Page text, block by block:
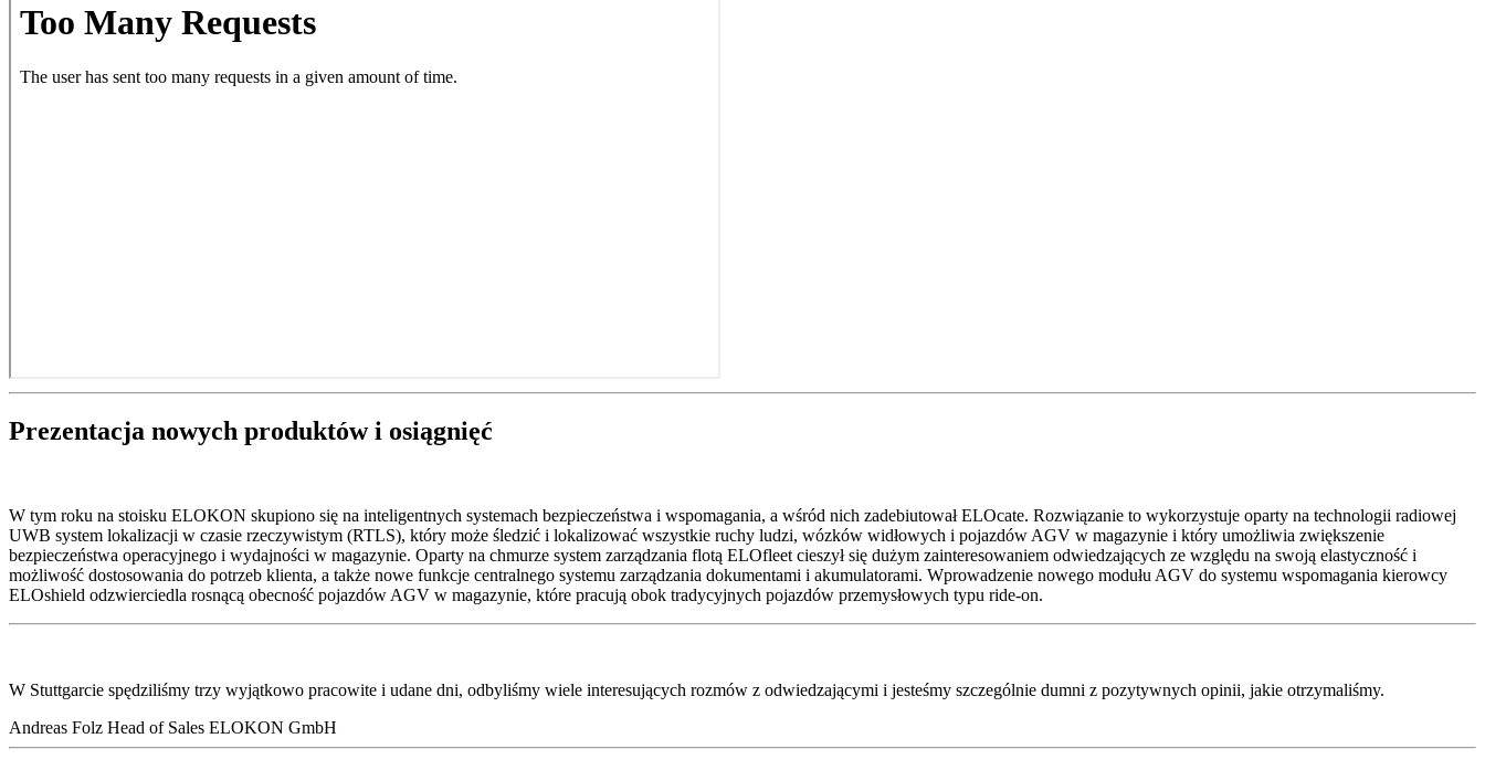
Prezentacja nowych produktów i osiągnięć
W tym roku na stoisku ELOKON skupiono się na inteligentnych systemach bezpieczeństwa i wspomagania, a wśród nich zadebiutował ELOcate. Rozwiązanie to wykorzystuje oparty na technologii radiowej
UWB system lokalizacji w czasie rzeczywistym (RTLS), który może śledzić i lokalizować wszystkie ruchy ludzi, wózków widłowych i pojazdów AGV w magazynie i który umożliwia zwiększenie
bezpieczeństwa operacyjnego i wydajności w magazynie. Oparty na chmurze system zarządzania flotą ELOfleet cieszył się dużym zainteresowaniem odwiedzających ze względu na swoją elastyczność i
możliwość dostosowania do potrzeb klienta, a także nowe funkcje centralnego systemu zarządzania dokumentami i akumulatorami. Wprowadzenie nowego modułu AGV do systemu wspomagania kierowcy
ELOshield odzwierciedla rosnącą obecność pojazdów AGV w magazynie, które pracują obok tradycyjnych pojazdów przemysłowych typu ride-on.
W Stuttgarcie spędziliśmy trzy wyjątkowo pracowite i udane dni, odbyliśmy wiele interesujących rozmów z odwiedzającymi i jesteśmy szczególnie dumni z pozytywnych opinii, jakie otrzymaliśmy.
Andreas Folz Head of Sales ELOKON GmbH